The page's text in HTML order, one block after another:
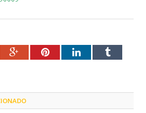
Google+PinterestLinkedInTumblr